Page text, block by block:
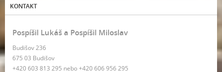
KONTAKT
Pospíšil Lukáš a Pospíšil Miloslav
Budišov 236
675 03 Budišov
+420 603 813 295 nebo +420 606 956 295